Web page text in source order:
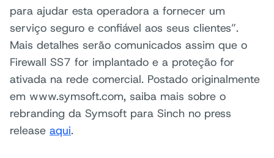
para ajudar esta operadora a fornecer um
serviço seguro e confiável aos seus clientes”.
Mais detalhes serão comunicados assim que o
Firewall SS7 for implantado e a proteção for
ativada na rede comercial. Postado originalmente
em www.symsoft.com, saiba mais sobre o
rebranding da Symsoft para Sinch no press
release aqui.